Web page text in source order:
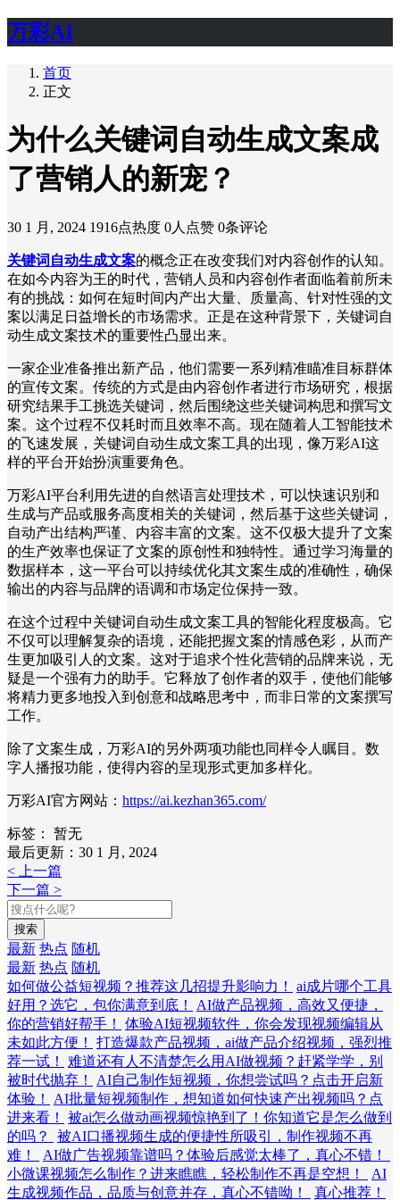
万彩AI
首页
正文
为什么关键词自动生成文案成
了营销人的新宠？
30 1 月, 2024 1916点热度 0人点赞 0条评论
关键词自动生成文案的概念正在改变我们对内容创作的认知。
在如今内容为王的时代，营销人员和内容创作者面临着前所未
有的挑战：如何在短时间内产出大量、质量高、针对性强的文
案以满足日益增长的市场需求。正是在这种背景下，关键词自
动生成文案技术的重要性凸显出来。
一家企业准备推出新产品，他们需要一系列精准瞄准目标群体
的宣传文案。传统的方式是由内容创作者进行市场研究，根据
研究结果手工挑选关键词，然后围绕这些关键词构思和撰写文
案。这个过程不仅耗时而且效率不高。现在随着人工智能技术
的飞速发展，关键词自动生成文案工具的出现，像万彩AI这
样的平台开始扮演重要角色。
万彩AI平台利用先进的自然语言处理技术，可以快速识别和
生成与产品或服务高度相关的关键词，然后基于这些关键词，
自动产出结构严谨、内容丰富的文案。这不仅极大提升了文案
的生产效率也保证了文案的原创性和独特性。通过学习海量的
数据样本，这一平台可以持续优化其文案生成的准确性，确保
输出的内容与品牌的语调和市场定位保持一致。
在这个过程中关键词自动生成文案工具的智能化程度极高。它
不仅可以理解复杂的语境，还能把握文案的情感色彩，从而产
生更加吸引人的文案。这对于追求个性化营销的品牌来说，无
疑是一个强有力的助手。它释放了创作者的双手，使他们能够
将精力更多地投入到创意和战略思考中，而非日常的文案撰写
工作。
除了文案生成，万彩AI的另外两项功能也同样令人瞩目。数
字人播报功能，使得内容的呈现形式更加多样化。
万彩AI官方网站： https://ai.kezhan365.com/
标签：
暂无
最后更新：30 1 月, 2024
< 上一篇
下一篇 >
搜索
最新 热点 随机
最新 热点 随机
如何做公益短视频？推荐这几招提升影响力！
ai成片哪个工具
好用？选它，包你满意到底！
AI做产品视频，高效又便捷，
你的营销好帮手！
体验AI短视频软件，你会发现视频编辑从
未如此方便！
打造爆款产品视频，ai做产品介绍视频，强烈推
荐一试！
难道还有人不清楚怎么用AI做视频？赶紧学学，别
被时代抛弃！
AI自己制作短视频，你想尝试吗？点击开启新
体验！
AI批量短视频制作，想知道如何快速产出视频吗？点
进来看！
被ai怎么做动画视频惊艳到了！你知道它是怎么做到
的吗？
被AI口播视频生成的便捷性所吸引，制作视频不再
难！
AI做广告视频靠谱吗？体验后感觉太棒了，真心不错！
小微课视频怎么制作？进来瞧瞧，轻松制作不再是空想！
AI
生成视频作品，品质与创意并存，真心不错呦！
真心推荐！